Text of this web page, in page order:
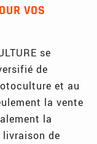
VOS
se
de
et au
la vente
la
de